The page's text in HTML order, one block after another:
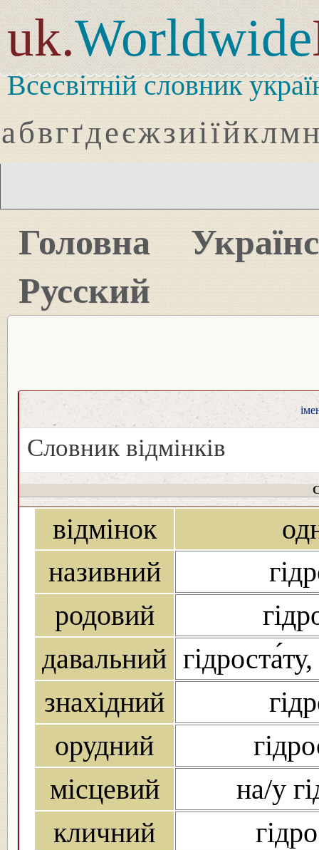
uk.Worldwide
Всесвітній словник
абвгґдеєжзиіїйклмн
Головна
Русский
Словник відмінків
відмінок
називний
родовий
давальний
знахідний
орудний
місцевий
на/у
кличний